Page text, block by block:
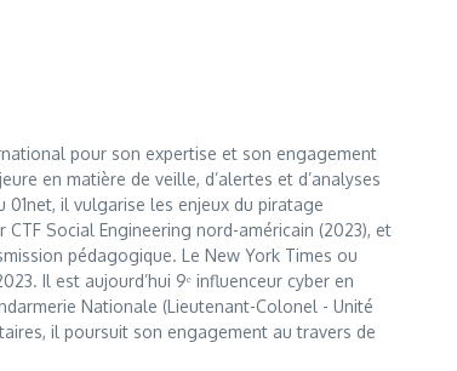
pour son expertise et son engagement
en matière de veille, d’alertes et d’analyses
01net, il vulgarise les enjeux du piratage
Social Engineering nord-américain (2023), et
pédagogique. Le New York Times ou
Il est aujourd’hui 9ᵉ influenceur cyber en
Nationale (Lieutenant-Colonel - Unité
il poursuit son engagement au travers de